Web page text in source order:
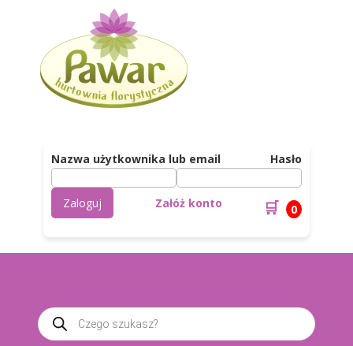
Nazwa użytkownika lub email Hasło
Zaloguj Załóż konto 🛒 0
Wyszukiwarka
produktów